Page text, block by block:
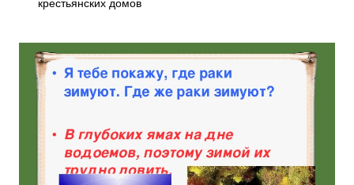
крестьянских домов